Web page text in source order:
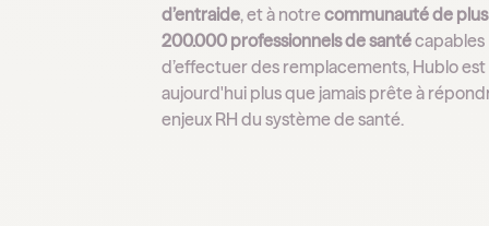
d’entraide, et à notrecommunauté de
200.000 professionnels de santécapables
d’effectuer des remplacements, Hublo est
aujourd'hui plus que jamais prête à
enjeux RH du système de santé.